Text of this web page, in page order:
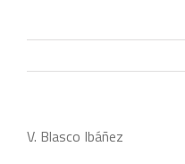
V. Blasco Ibáñez